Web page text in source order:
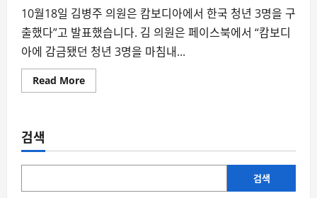
10월18일 김병주 의원은 캄보디아에서 한국 청년 3명을 구
출했다”고 발표했습니다. 김 의원은 페이스북에서 “캄보디
아에 감금됐던 청년 3명을 마침내...
Read MoreRead
more
낯
검색
검색